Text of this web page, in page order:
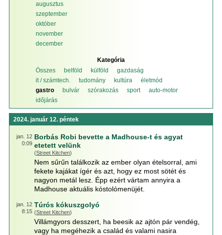
augusztus
szeptember
október
november
december
Kategória
Összes
belföld külföld
gazdaság
it / számtech.
tudomány kultúra
életmód
gastro
bulvár szórakozás sport
auto-motor
időjárás
2024. január 12. péntek
jan. 12
0:09
Borbás Robi bevette a Madhouse-t és agyat
etetett velünk
(Street Kitchen)
Nem sűrűn találkozik az ember olyan ételsorral, ami
fekete kajákat ígér és azt, hogy ez most sötét és
nagyon metál lesz. Épp ezért vártam annyira a
Madhouse aktuális kóstolómenüjét.
jan. 12
8:15
Túrós kókuszgolyó
(Street Kitchen)
Villámgyors desszert, ha beesik az ajtón pár vendég,
vagy ha megéhezik a család és valami nasira